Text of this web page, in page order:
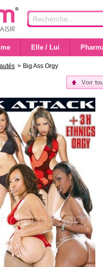
Elle / Lui
> Big Ass Orgy
Voir